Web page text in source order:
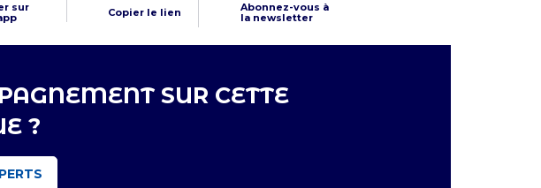
sur
Copier le lien
Abonnez-vous à
la newsletter
SUR CETTE
?